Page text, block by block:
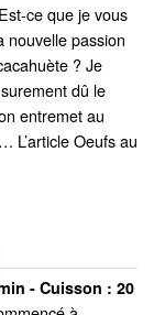
Est-ce que je vous
nouvelle passion
? Je
dû le
entremet au
L’article Oeufs au
- Cuisson : 20